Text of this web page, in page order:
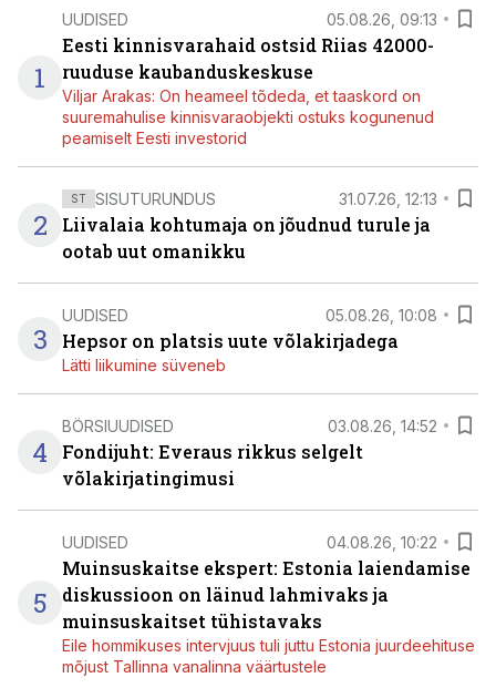
1
UUDISED 05.08.26, 09:13
Eesti kinnisvarahaid ostsid Riias 42000-
ruuduse kaubanduskeskuse
Viljar Arakas: On heameel tõdeda, et taaskord on
suuremahulise kinnisvaraobjekti ostuks kogunenud
peamiselt Eesti investorid
2
ST SISUTURUNDUS 31.07.26, 12:13
Liivalaia kohtumaja on jõudnud turule ja
ootab uut omanikku
3
UUDISED 05.08.26, 10:08
Hepsor on platsis uute võlakirjadega
Lätti liikumine süveneb
4
BÖRSIUUDISED 03.08.26, 14:52
Fondijuht: Everaus rikkus selgelt
võlakirjatingimusi
5
UUDISED 04.08.26, 10:22
Muinsuskaitse ekspert: Estonia laiendamise
diskussioon on läinud lahmivaks ja
muinsuskaitset tühistavaks
Eile hommikuses intervjuus tuli juttu Estonia juurdeehituse
mõjust Tallinna vanalinna väärtustele